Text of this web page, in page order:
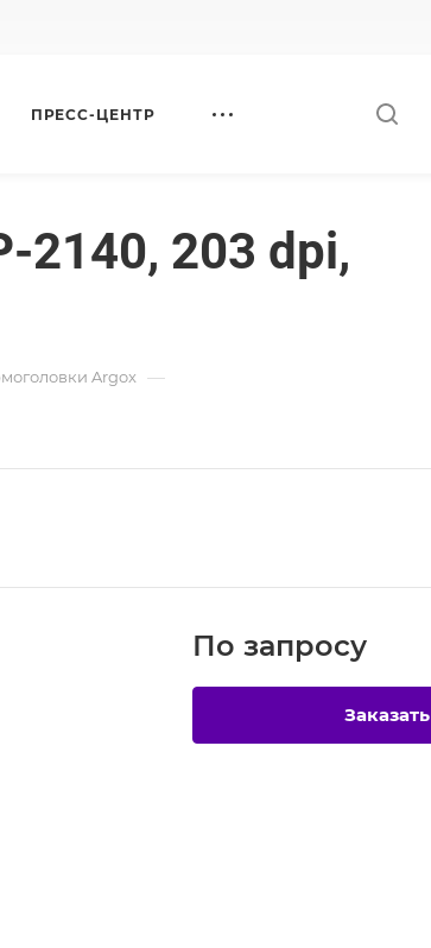
ПРЕСС-ЦЕНТР
2140, 203 dpi,
Argox —
По запросу
Заказать